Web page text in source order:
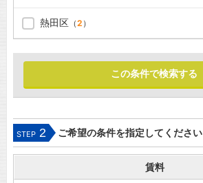
熱田区 （2 ）
STEP 2 ご希望の条件を指定してください
賃料